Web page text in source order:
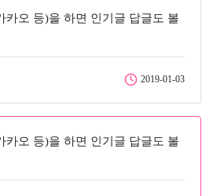
카오 등)을 하면 인기글 답글도 볼
2019-01-03
카오 등)을 하면 인기글 답글도 볼